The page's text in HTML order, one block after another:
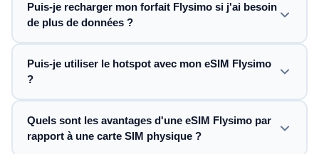
Puis-je recharger mon forfait Flysimo si j'ai besoin
de plus de données ?
Puis-je utiliser le hotspot avec mon eSIM Flysimo
?
Quels sont les avantages d'une eSIM Flysimo par
rapport à une carte SIM physique ?